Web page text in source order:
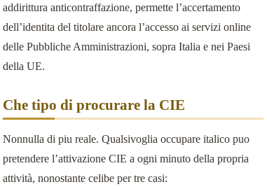
addirittura anticontraffazione, permette l’accertamento
dell’identita del titolare ancora l’accesso ai servizi online
delle Pubbliche Amministrazioni, sopra Italia e nei Paesi
della UE.
Che tipo di procurare la CIE
Nonnulla di piu reale. Qualsivoglia occupare italico puo
pretendere l’attivazione CIE a ogni minuto della propria
attività, nonostante celibe per tre casi: